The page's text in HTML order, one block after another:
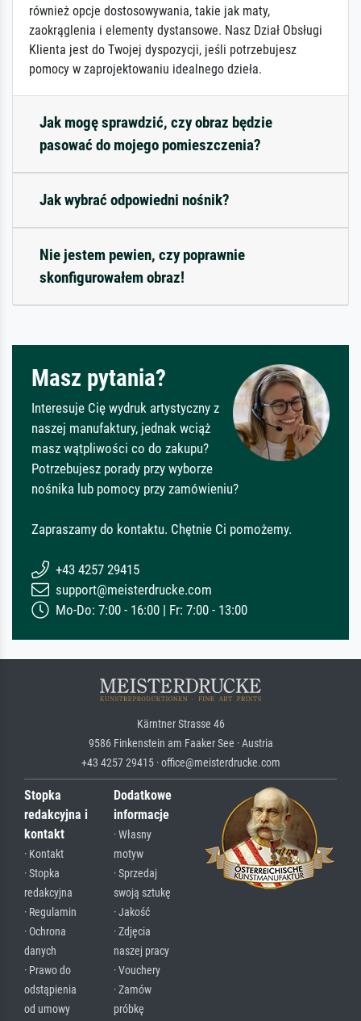
również opcje dostosowywania, takie jak maty,
zaokrąglenia i elementy dystansowe. Nasz Dział Obsługi
Klienta jest do Twojej dyspozycji, jeśli potrzebujesz
pomocy w zaprojektowaniu idealnego dzieła.
Jak mogę sprawdzić, czy obraz będzie
pasować do mojego pomieszczenia?
Jak wybrać odpowiedni nośnik?
Nie jestem pewien, czy poprawnie
skonfigurowałem obraz!
Masz pytania?
Interesuje Cię wydruk artystyczny z
naszej manufaktury, jednak wciąż
masz wątpliwości co do zakupu?
Potrzebujesz porady przy wyborze
nośnika lub pomocy przy zamówieniu?
Zapraszamy do kontaktu. Chętnie Ci pomożemy.
+43 4257 29415
support@meisterdrucke.com
Mo-Do: 7:00 - 16:00 | Fr: 7:00 - 13:00
Kärntner Strasse 46
9586 Finkenstein am Faaker See · Austria
+43 4257 29415 · office@meisterdrucke.com
Stopka
redakcyjna i
kontakt
· Kontakt
· Stopka
redakcyjna
· Regulamin
· Ochrona
danych
· Prawo do
odstąpienia
od umowy
Dodatkowe
informacje
· Własny
motyw
· Sprzedaj
swoją sztukę
· Jakość
· Zdjęcia
naszej pracy
· Vouchery
· Zamów
próbkę